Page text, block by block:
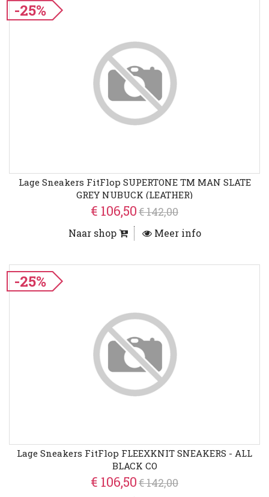
-25%
Lage Sneakers FitFlop SUPERTONE TM MAN SLATE
GREY NUBUCK (LEATHER)
€ 106,50€ 142,00
Naar shop Meer info
-25%
Lage Sneakers FitFlop FLEEXKNIT SNEAKERS - ALL
BLACK CO
€ 106,50€ 142,00